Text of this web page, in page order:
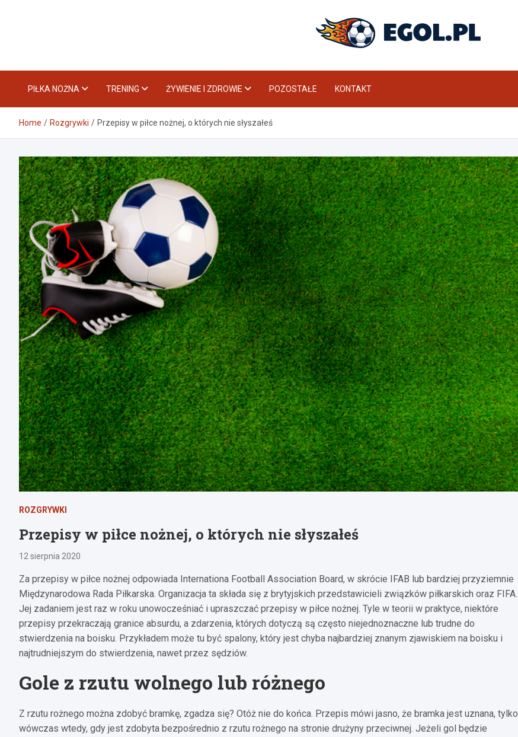
eGol.pl
PIŁKA NOŻNA TRENING ŻYWIENIE I ZDROWIE POZOSTAŁE KONTAKT
Home Rozgrywki Przepisy w piłce nożnej, o których nie słyszałeś
ROZGRYWKI
Przepisy w piłce nożnej, o których nie słyszałeś
12 sierpnia 2020
Za przepisy w piłce nożnej odpowiada Internationa Football Association Board, w skrócie IFAB lub bardziej przyziemnie
Międzynarodowa Rada Piłkarska. Organizacja ta składa się z brytyjskich przedstawicieli związków piłkarskich oraz FIFA.
Jej zadaniem jest raz w roku unowocześniać i upraszczać przepisy w piłce nożnej. Tyle w teorii w praktyce, niektóre
przepisy przekraczają granice absurdu, a zdarzenia, których dotyczą są często niejednoznaczne lub trudne do
stwierdzenia na boisku. Przykładem może tu być spalony, który jest chyba najbardziej znanym zjawiskiem na boisku i
najtrudniejszym do stwierdzenia, nawet przez sędziów.
Gole z rzutu wolnego lub różnego
Z rzutu rożnego można zdobyć bramkę, zgadza się? Otóż nie do końca. Przepis mówi jasno, że bramka jest uznana, tylko
wówczas wtedy, gdy jest zdobyta bezpośrednio z rzutu rożnego na stronie drużyny przeciwnej. Jeżeli gol będzie